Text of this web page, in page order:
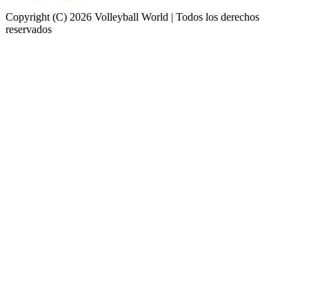
Copyright (C) 2026 Volleyball World | Todos los derechos
reservados